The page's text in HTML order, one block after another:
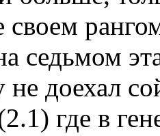
своем
седьмом
не доехал
где в